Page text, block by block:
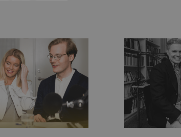
woocommerce_items_in_cart
Inc.
wp_woocommerce_session_[abcdef0123456789]
{32}
__cf_bm